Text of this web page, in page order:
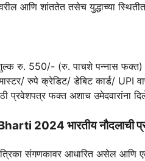
आणि शांततेत तसेच युद्धाच्या
शुल्क रु. 550/- (रु. पाचशे पन्नास फक्त)
रुपे क्रेडिट/ डेबिट कार्ड/ UPI
प्रवेशपत्र फक्त अशाच उमेदवारांना
2024 भारतीय नौदलाची
संगणकावर आधारित असेल आणि